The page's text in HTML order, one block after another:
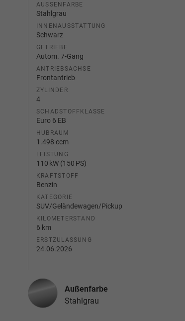
AUSSENFARBE
Stahlgrau
INNENAUSSTATTUNG
Schwarz
GETRIEBE
Autom. 7-Gang
ANTRIEBSACHSE
Frontantrieb
ZYLINDER
4
SCHADSTOFFKLASSE
Euro 6 EB
HUBRAUM
1.498 ccm
LEISTUNG
110 kW (150 PS)
KRAFTSTOFF
Benzin
KATEGORIE
SUV/Geländewagen/Pickup
KILOMETERSTAND
6 km
ERSTZULASSUNG
24.06.2026
Außenfarbe
Stahlgrau